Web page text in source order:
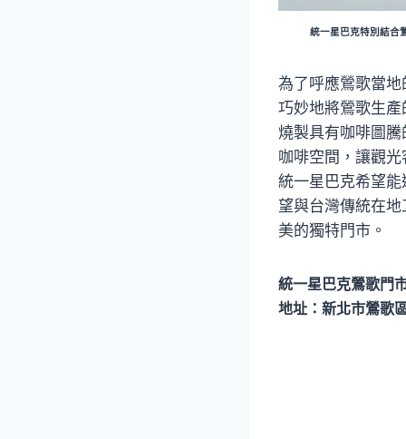
統一星巴克特別結合
為了呼應鶯歌當
巧妙地將鶯歌生
燒製具有咖啡圖
咖啡空間，讓觀
統一星巴克希望
望與台灣傳統在
美的獨特門市。
統一星巴克鶯歌門
地址：新北市鶯歌